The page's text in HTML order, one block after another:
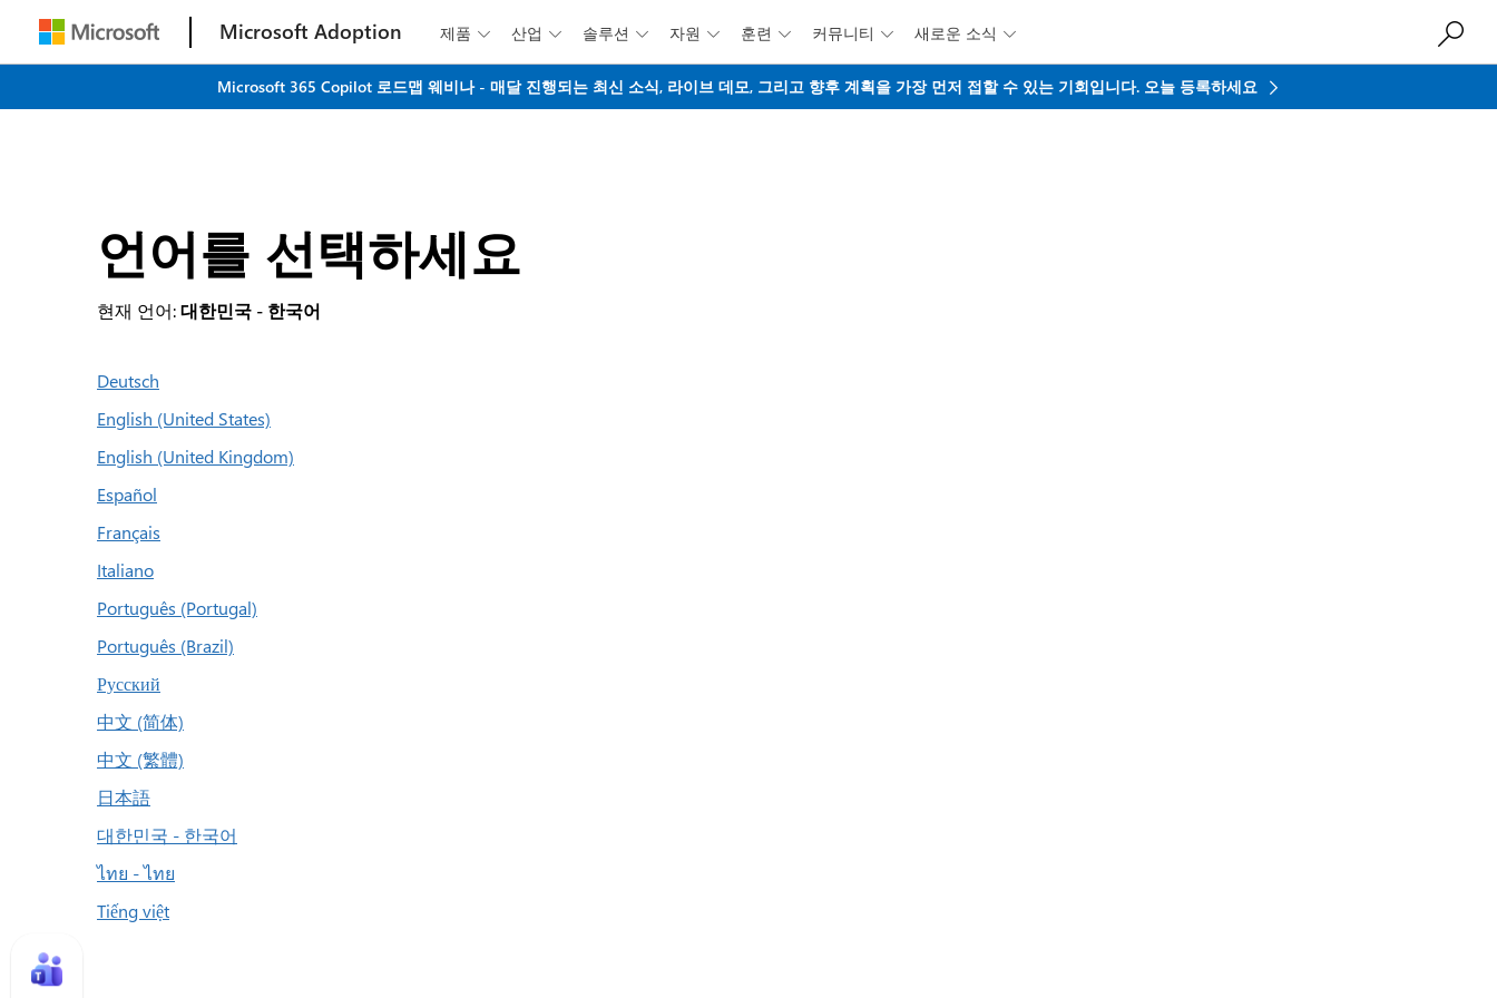
주요 콘텐츠로 건너뛰기
Microsoft Adoption 제품  산업  솔루션  자원  훈련  커뮤니티  새로운 소식 
Microsoft 365 Copilot 로드맵 웨비나 - 매달 진행되는 최신 소식, 라이브 데모, 그리고 향후 계획을 가장 먼저 접할 수 있는 기회입니다. 오늘 등록하세요
언어를 선택하세요
현재 언어:대한민국 - 한국어
Deutsch
English (United States)
English (United Kingdom)
Español
Français
Italiano
Português (Portugal)
Português (Brazil)
Русский
中文 (简体)
中文 (繁體)
日本語
대한민국 - 한국어
ไทย - ไทย
Tiếng việt